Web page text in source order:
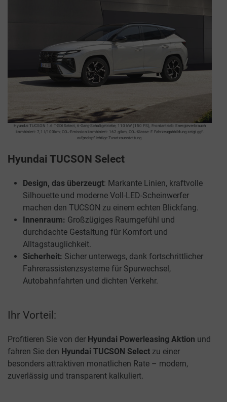
Hyundai TUCSON 1.6 T-GDI Select, 6-Gang-Schaltgetriebe, 110 kW (150 PS), Frontantrieb: Energieverbrauch
kombiniert: 7,1 l/100km; CO₂-Emission kombiniert: 162 g/km, CO₂-Klasse: F. Fahrzeugabbildung zeigt ggf.
aufpreispflichtige Zusatzausstattung.
Hyundai TUCSON Select
Design, das überzeugt: Markante Linien, kraftvolle
Silhouette und moderne Voll-LED-Scheinwerfer
machen den TUCSON zu einem echten Blickfang.
Innenraum: Großzügiges Raumgefühl und
durchdachte Gestaltung für Komfort und
Alltagstauglichkeit.
Sicherheit: Sicher unterwegs, dank fortschrittlicher
Fahrerassistenzsysteme für Spurwechsel,
Autobahnfahrten und dichten Verkehr.
Ihr Vorteil:
Profitieren Sie von der Hyundai Powerleasing Aktion und
fahren Sie den Hyundai TUCSON Select zu einer
besonders attraktiven monatlichen Rate – modern,
zuverlässig und transparent kalkuliert.